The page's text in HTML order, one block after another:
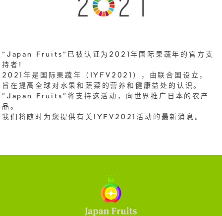
"Japan Fruits"已被认证为2021年国际果蔬年的官方支
持者!
2021年是国际果蔬年（IYFV2021），由联合国设立，
旨在提高全球对水果和蔬菜的营养和健康益处的认识。
"Japan Fruits"将支持这活动，向世界推广日本的农产
品。
我们将随时为您提供有关IYFV2021活动的最新消息。